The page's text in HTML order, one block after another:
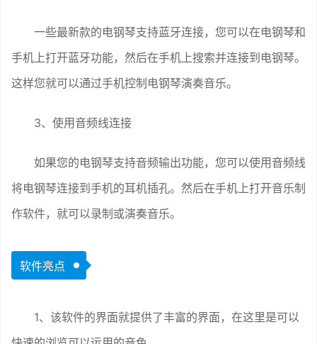
一些最新款的电钢琴支持蓝牙连接，您可以在电钢琴和
手机上打开蓝牙功能，然后在手机上搜索并连接到电钢琴。
这样您就可以通过手机控制电钢琴演奏音乐。
3、使用音频线连接
如果您的电钢琴支持音频输出功能，您可以使用音频线
将电钢琴连接到手机的耳机插孔。然后在手机上打开音乐制
作软件，就可以录制或演奏音乐。
软件亮点
1、该软件的界面就提供了丰富的界面，在这里是可以